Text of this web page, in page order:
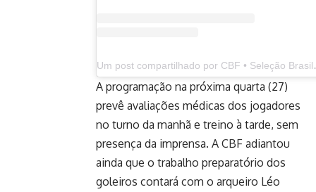
Um post
A programação na próxima quarta (27)
prevê avaliações médicas dos jogadores
no turno da manhã e treino à tarde, sem
presença da imprensa. A CBF adiantou
ainda que o trabalho preparatório dos
goleiros contará com o arqueiro Léo